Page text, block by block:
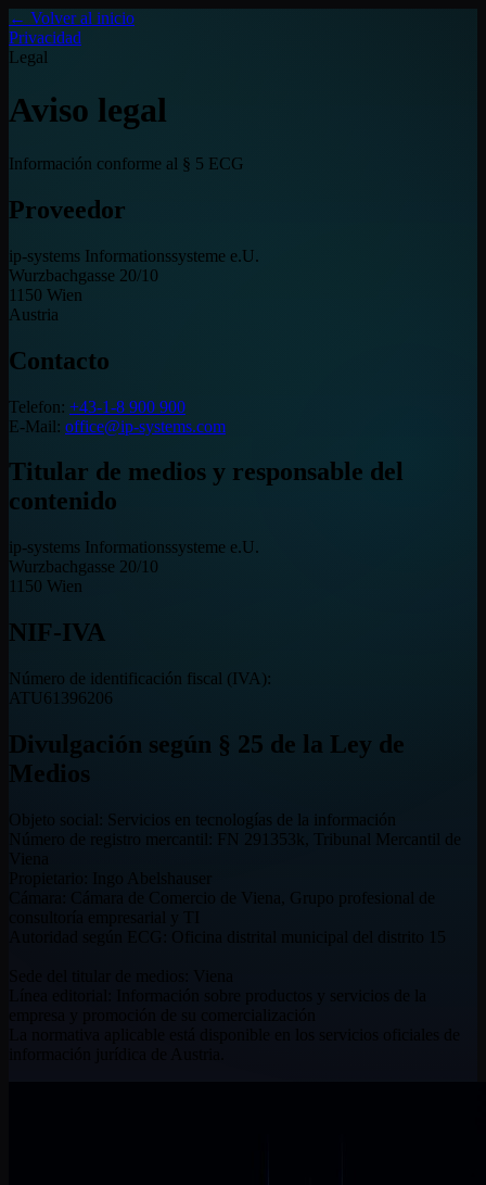
← Volver al inicio
Privacidad
Legal
Aviso legal
Información conforme al § 5 ECG
Proveedor
ip-systems Informationssysteme e.U.
Wurzbachgasse 20/10
1150 Wien
Austria
Contacto
Telefon: +43-1-8 900 900
E-Mail: office@ip-systems.com
Titular de medios y responsable del
contenido
ip-systems Informationssysteme e.U.
Wurzbachgasse 20/10
1150 Wien
NIF-IVA
Número de identificación fiscal (IVA):
ATU61396206
Divulgación según § 25 de la Ley de
Medios
Objeto social: Servicios en tecnologías de la información
Número de registro mercantil: FN 291353k, Tribunal Mercantil de
Viena
Propietario: Ingo Abelshauser
Cámara: Cámara de Comercio de Viena, Grupo profesional de
consultoría empresarial y TI
Autoridad según ECG: Oficina distrital municipal del distrito 15
Sede del titular de medios: Viena
Línea editorial: Información sobre productos y servicios de la
empresa y promoción de su comercialización